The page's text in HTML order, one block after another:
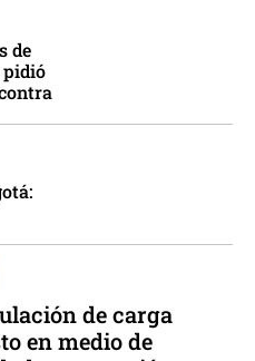
de
pidió
de carga
en medio de